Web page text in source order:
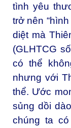
tình yêu
trở nên
diệt mà
(GLHTCG
có thể
nhưng với
thể. Ước
sủng dồi
chúng ta